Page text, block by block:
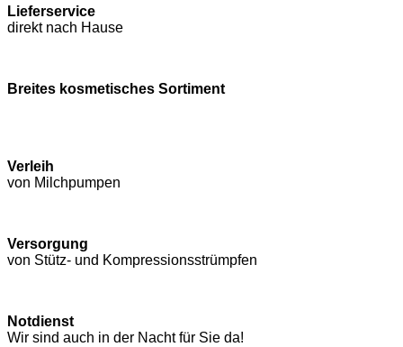
Lieferservice
direkt nach Hause
Breites kosmetisches Sortiment
Verleih
von Milchpumpen
Versorgung
von Stütz- und Kompressions­strümpfen
Notdienst
Wir sind auch in der Nacht für Sie da!